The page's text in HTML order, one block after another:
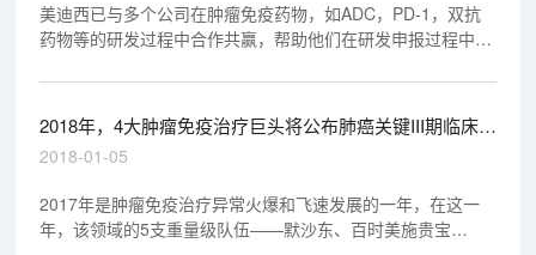
美迪西已与多个公司在肿瘤免疫药物，如ADC，PD-1，双抗
药物等的研发过程中合作共赢，帮助他们在研发申报过程中更
2018年，4大肿瘤免疫治疗巨头将公布肺癌关键III期临床研
究
2018-01-05
2017年是肿瘤免疫治疗异常火爆和飞速发展的一年，在这一
年，该领域的5支重量级队伍——默沙东、百时美施贵宝